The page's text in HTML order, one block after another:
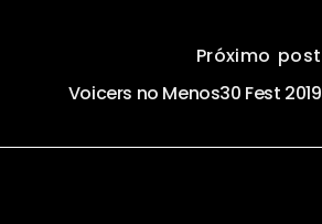
Próximo post
Voicers no Menos30 Fest 2019